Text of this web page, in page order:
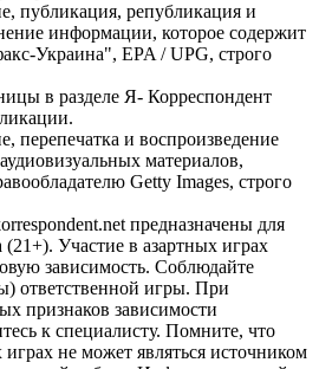
публикация, републикация и
информации, которое содержит
Украина", EPA / UPG, строго
в разделе Я- Корреспондент
перепечатка и воспроизведение
материалов,
Getty Images, строго
предназначены для
Участие в азартных играх
зависимость. Соблюдайте
ответственной игры. При
признаков зависимости
к специалисту. Помните, что
играх не может являться источником